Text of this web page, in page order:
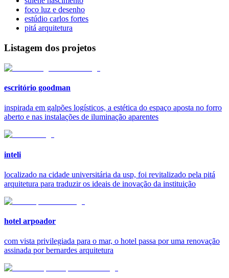
foco luz e desenho
estúdio carlos fortes
pitá arquitetura
Listagem dos projetos
escritório goodman
inspirada em galpões logísticos, a estética do espaço aposta no forro
aberto e nas instalações de iluminação aparentes
inteli
localizado na cidade universitária da usp, foi revitalizado pela pitá
arquitetura para traduzir os ideais de inovação da instituição
hotel arpoador
com vista privilegiada para o mar, o hotel passa por uma renovação
assinada por bernardes arquitetura